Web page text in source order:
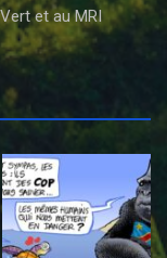
et au MRI